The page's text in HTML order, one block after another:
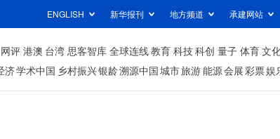
ENGLISH 新华报刊 地方频道 承建网站
网评 港澳 台湾 思客智库 全球连线教育 科技科创 量子 体育文
济学术中国 乡村振兴银龄溯源中国城市旅游能源会展彩票娱